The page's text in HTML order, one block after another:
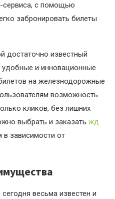
сервиса, с помощью
забронировать билеты
достаточно известный
удобные и инновационные
на железнодорожные
возможность
кликов, без лишних
выбрать и заказать жд
зависимости от
весьма известен и